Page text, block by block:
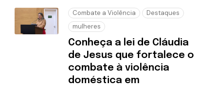
Combate a Violência
Destaques
mulheres
Conheça a lei de Cláudia
de Jesus que fortalece o
combate à violência
doméstica em